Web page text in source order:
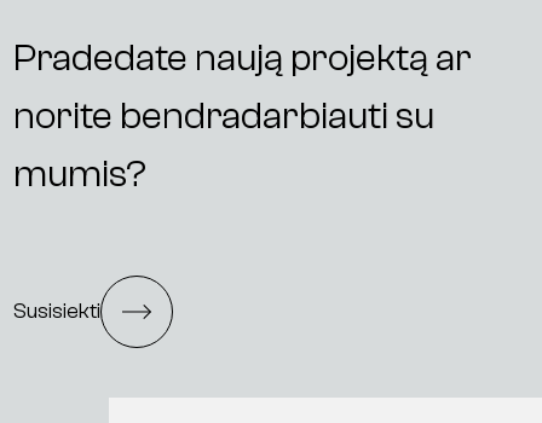
Pradedate naują projektą ar
norite bendradarbiauti su
mumis?
Susisiekti